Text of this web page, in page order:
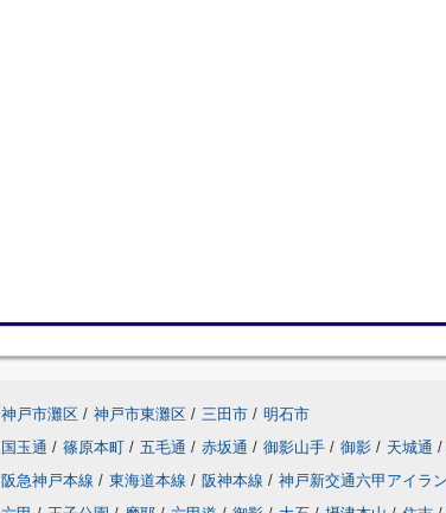
神戸市灘区 / 神戸市東灘区 / 三田市 / 明石市
国玉通 / 篠原本町 / 五毛通 / 赤坂通 / 御影山手 / 御影 / 天城通 /
阪急神戸本線 / 東海道本線 / 阪神本線 / 神戸新交通六甲アイラ